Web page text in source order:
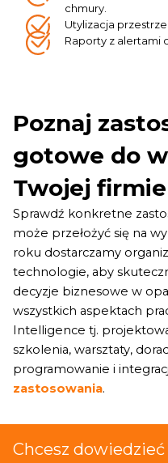
chmury.
Utylizacja
Raporty z alertami
Poznaj
gotowe do
Twojej firmie
Sprawdź konkretne
może przełożyć się na
roku dostarczamy
technologie, aby
decyzje biznesowe w
wszystkich aspektach
Intelligence tj.
szkolenia, warsztaty,
programowanie i
zastosowania.
Chcesz